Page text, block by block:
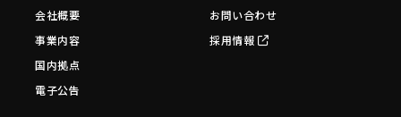
会社概要
事業内容
国内拠点
電子公告
お問い合わせ
採用情報